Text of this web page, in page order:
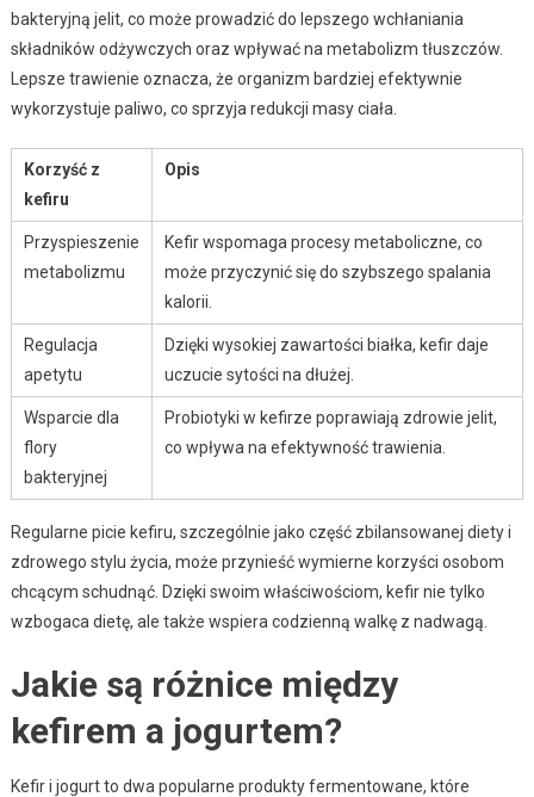
bakteryjną jelit, co może prowadzić do lepszego wchłaniania
składników odżywczych oraz wpływać na metabolizm tłuszczów.
Lepsze trawienie oznacza, że organizm bardziej efektywnie
wykorzystuje paliwo, co sprzyja redukcji masy ciała.
Korzyść z
kefiru
Opis
Przyspieszenie
metabolizmu
Kefir wspomaga procesy metaboliczne, co
może przyczynić się do szybszego spalania
kalorii.
Regulacja
apetytu
Dzięki wysokiej zawartości białka, kefir daje
uczucie sytości na dłużej.
Wsparcie dla
flory
bakteryjnej
Probiotyki w kefirze poprawiają zdrowie jelit,
co wpływa na efektywność trawienia.
Regularne picie kefiru, szczególnie jako część zbilansowanej diety i
zdrowego stylu życia, może przynieść wymierne korzyści osobom
chcącym schudnąć. Dzięki swoim właściwościom, kefir nie tylko
wzbogaca dietę, ale także wspiera codzienną walkę z nadwagą.
Jakie są różnice między
kefirem a jogurtem?
Kefir i jogurt to dwa popularne produkty fermentowane, które